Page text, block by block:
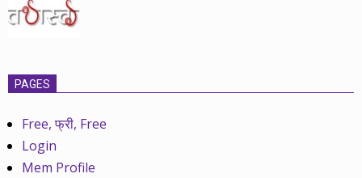
PAGES
Free, फ्री, Free
Login
Mem Profile